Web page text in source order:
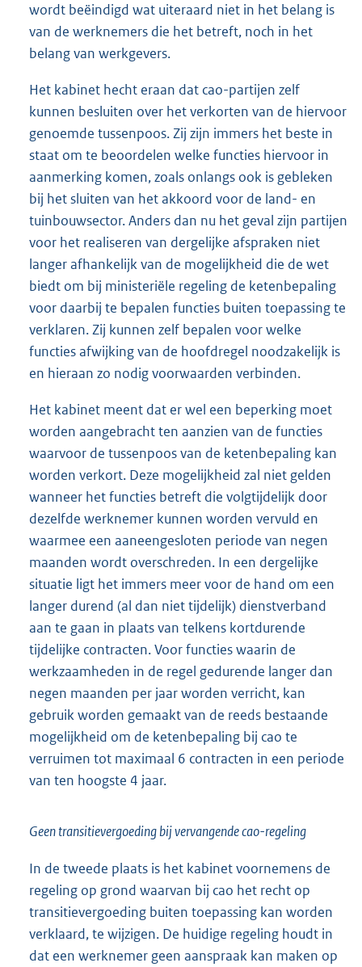
wordt beëindigd wat uiteraard niet in het belang is
van de werknemers die het betreft, noch in het
belang van werkgevers.
Het kabinet hecht eraan dat cao-partijen zelf
kunnen besluiten over het verkorten van de hiervoor
genoemde tussenpoos. Zij zijn immers het beste in
staat om te beoordelen welke functies hiervoor in
aanmerking komen, zoals onlangs ook is gebleken
bij het sluiten van het akkoord voor de land- en
tuinbouwsector. Anders dan nu het geval zijn partijen
voor het realiseren van dergelijke afspraken niet
langer afhankelijk van de mogelijkheid die de wet
biedt om bij ministeriële regeling de ketenbepaling
voor daarbij te bepalen functies buiten toepassing te
verklaren. Zij kunnen zelf bepalen voor welke
functies afwijking van de hoofdregel noodzakelijk is
en hieraan zo nodig voorwaarden verbinden.
Het kabinet meent dat er wel een beperking moet
worden aangebracht ten aanzien van de functies
waarvoor de tussenpoos van de ketenbepaling kan
worden verkort. Deze mogelijkheid zal niet gelden
wanneer het functies betreft die volgtijdelijk door
dezelfde werknemer kunnen worden vervuld en
waarmee een aaneengesloten periode van negen
maanden wordt overschreden. In een dergelijke
situatie ligt het immers meer voor de hand om een
langer durend (al dan niet tijdelijk) dienstverband
aan te gaan in plaats van telkens kortdurende
tijdelijke contracten. Voor functies waarin de
werkzaamheden in de regel gedurende langer dan
negen maanden per jaar worden verricht, kan
gebruik worden gemaakt van de reeds bestaande
mogelijkheid om de ketenbepaling bij cao te
verruimen tot maximaal 6 contracten in een periode
van ten hoogste 4 jaar.
Geen transitievergoeding bij vervangende cao-regeling
In de tweede plaats is het kabinet voornemens de
regeling op grond waarvan bij cao het recht op
transitievergoeding buiten toepassing kan worden
verklaard, te wijzigen. De huidige regeling houdt in
dat een werknemer geen aanspraak kan maken op